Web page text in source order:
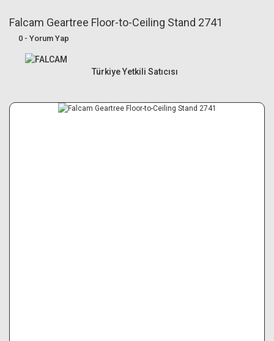
Canon R6 Mark IIIBundle Setler
Alışverişe
Falcam Geartree Floor-to-Ceiling Stand 2741
0 - Yorum Yap
Türkiye Yetkili Satıcısı